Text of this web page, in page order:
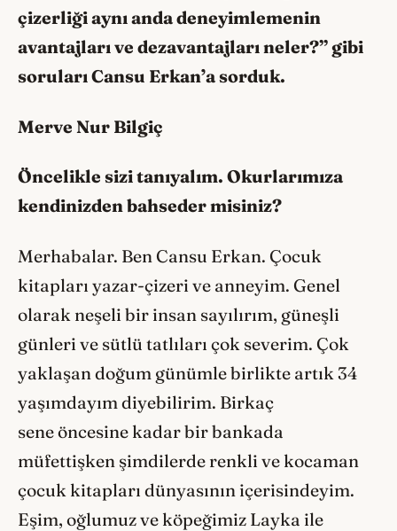
çizerliği aynı anda deneyimlemenin
avantajları ve dezavantajları neler?” gibi
soruları Cansu Erkan’a sorduk.
Merve Nur Bilgiç
Öncelikle sizi tanıyalım. Okurlarımıza
kendinizden bahseder misiniz?
Merhabalar. Ben Cansu Erkan. Çocuk
kitapları yazar-çizeri ve anneyim. Genel
olarak neşeli bir insan sayılırım, güneşli
günleri ve sütlü tatlıları çok severim. Çok
yaklaşan doğum günümle birlikte artık 34
yaşımdayım diyebilirim. Birkaç
sene öncesine kadar bir bankada
müfettişken şimdilerde renkli ve kocaman
çocuk kitapları dünyasının içerisindeyim.
Eşim, oğlumuz ve köpeğimiz Layka ile